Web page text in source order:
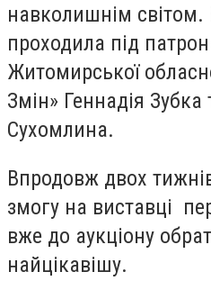
навколишнім світом.
проходила під
Житомирської
Змін» Геннадія Зубка
Сухомлина.
Впродовж двох
змогу на виставці
вже до аукціону
найцікавішу.